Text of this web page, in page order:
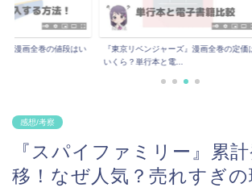
』漫画全巻の値段はい
『東京リベンジャーズ』漫画全巻の定価
いくら？単行本と電...
感想/考察
『スパイファミリー』累
移！なぜ人気？売れすぎの